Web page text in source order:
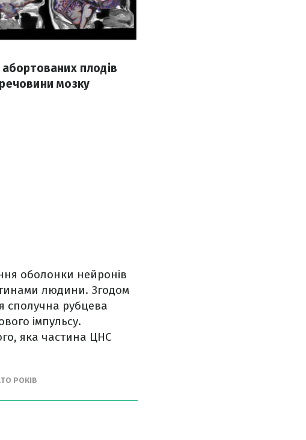
плодів
мозку
оболонки нейронів
людини. Згодом
сполучна рубцева
імпульсу.
яка частина ЦНС
РОКІВ